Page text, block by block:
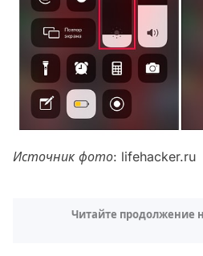
Источник фото: lifehacker.ru
Читайте продолжение